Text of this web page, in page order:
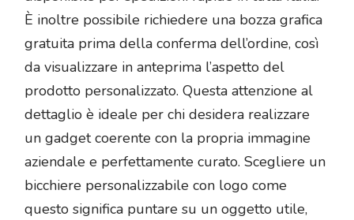
È inoltre possibile richiedere una bozza grafica
gratuita prima della conferma dell’ordine, così
da visualizzare in anteprima l’aspetto del
prodotto personalizzato. Questa attenzione al
dettaglio è ideale per chi desidera realizzare
un gadget coerente con la propria immagine
aziendale e perfettamente curato. Scegliere un
bicchiere personalizzabile con logo come
questo significa puntare su un oggetto utile,